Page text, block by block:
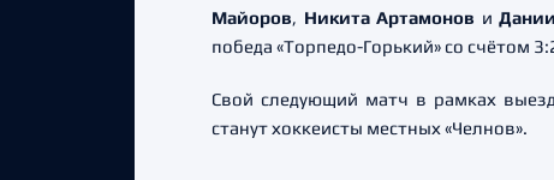
Майоров, Никита Артамонов и
победа «Торпедо-Горький» со счётом
Свой следующий матч в рамках
станут хоккеисты местных «Челнов».